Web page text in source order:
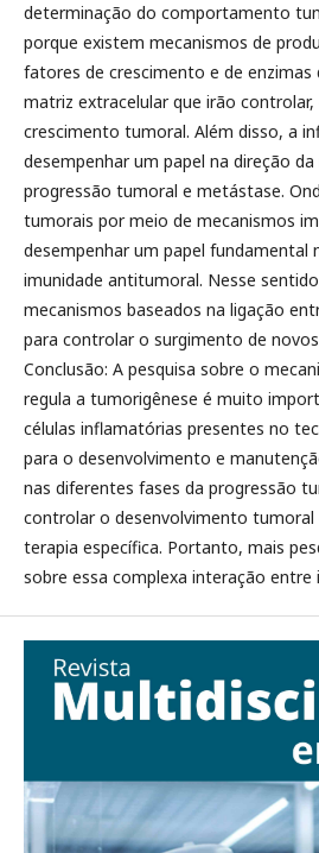
determinação do comportamento
porque existem mecanismos de
fatores de crescimento e de enzimas
matriz extracelular que irão
crescimento tumoral. Além disso, a
desempenhar um papel na direção
progressão tumoral e metástase.
tumorais por meio de mecanismos
desempenhar um papel fundamental
imunidade antitumoral. Nesse
mecanismos baseados na ligação
para controlar o surgimento de
Conclusão: A pesquisa sobre o
regula a tumorigênese é muito
células inflamatórias presentes no
para o desenvolvimento e
nas diferentes fases da progressão
controlar o desenvolvimento tumoral
terapia específica. Portanto, mais
sobre essa complexa interação entre